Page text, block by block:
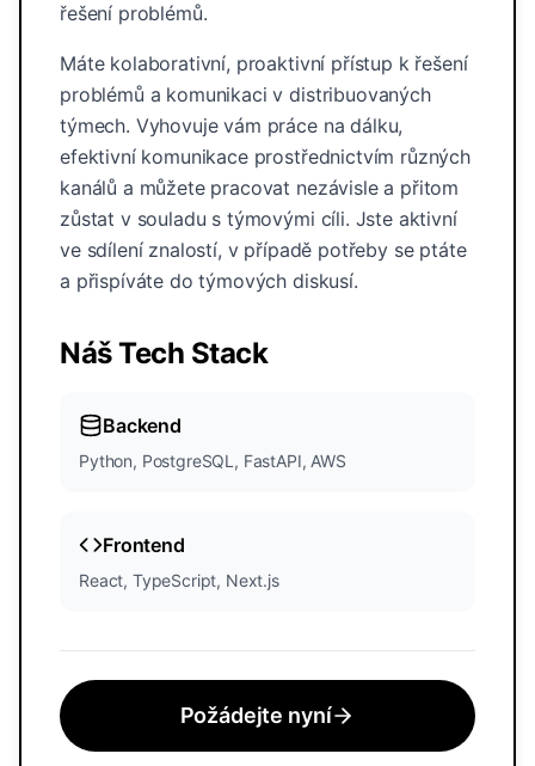
řešení problémů.
Máte kolaborativní, proaktivní přístup k řešení
problémů a komunikaci v distribuovaných
týmech. Vyhovuje vám práce na dálku,
efektivní komunikace prostřednictvím různých
kanálů a můžete pracovat nezávisle a přitom
zůstat v souladu s týmovými cíli. Jste aktivní
ve sdílení znalostí, v případě potřeby se ptáte
a přispíváte do týmových diskusí.
Náš Tech Stack
Backend
Python, PostgreSQL, FastAPI, AWS
Frontend
React, TypeScript, Next.js
Požádejte nyní